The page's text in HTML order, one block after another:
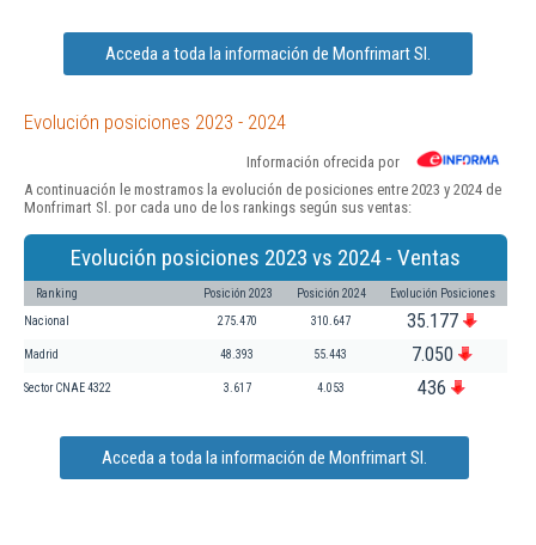
Acceda a toda la información de Monfrimart Sl.
Evolución posiciones 2023 - 2024
Información ofrecida por
A continuación le mostramos la evolución de posiciones entre 2023 y 2024 de
Monfrimart Sl. por cada uno de los rankings según sus ventas:
Evolución posiciones 2023 vs 2024 - Ventas
Ranking Posición 2023 Posición 2024 Evolución Posiciones
Nacional 275.470 310.647 35.177
Madrid 48.393 55.443 7.050
Sector CNAE 4322 3.617 4.053 436
Acceda a toda la información de Monfrimart Sl.